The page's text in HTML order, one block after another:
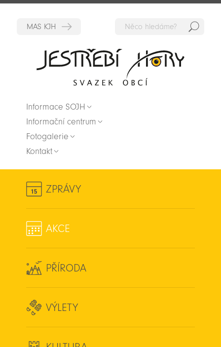
Informace SOJH
Informační centrum
Fotogalerie
Kontakt
ZPRÁVY
AKCE
PŘÍRODA
VÝLETY